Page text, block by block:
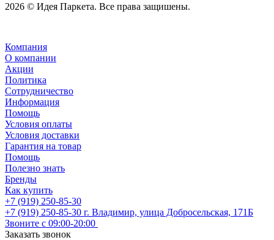
2026 © Идея Паркета. Все права защишены.
Компания
О компании
Акции
Политика
Сотрудничество
Информация
Помощь
Условия оплаты
Условия доставки
Гарантия на товар
Помощь
Полезно знать
Бренды
Как купить
+7 (919) 250-85-30
+7 (919) 250-85-30 г. Владимир, улица Добросельская, 171Б
Звоните с 09:00-20:00
Заказать звонок